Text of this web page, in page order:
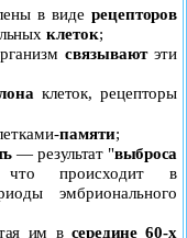
в видерецепторов
клеток;
связываютэти
клеток, рецепторы
памяти;
— результат "выброса
происходит в
эмбрионального
им в середине 60-х